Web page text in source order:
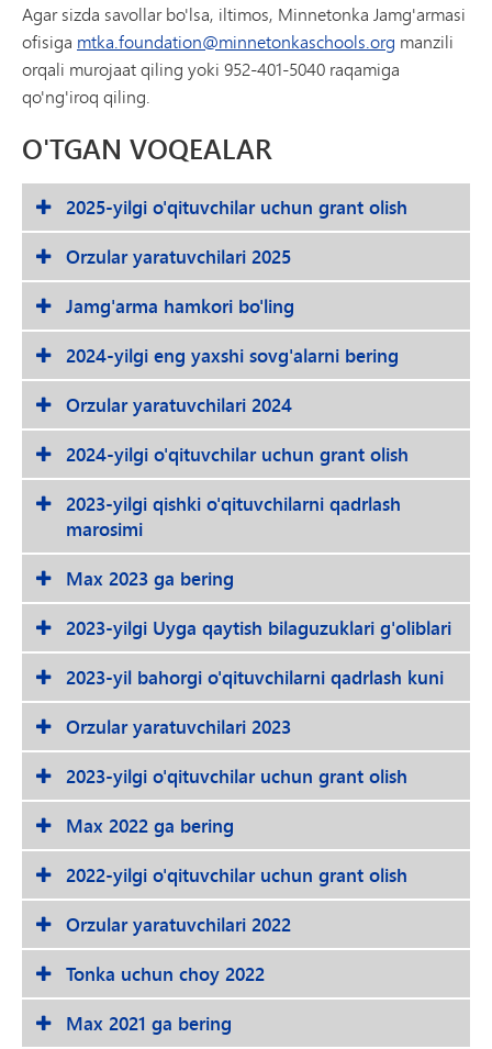
Agar sizda savollar bo'lsa, iltimos, Minnetonka Jamg'armasi
ofisiga mtka.foundation@minnetonkaschools.org manzili
orqali murojaat qiling yoki 952-401-5040 raqamiga
qo'ng'iroq qiling.
O'TGAN VOQEALAR
2025-yilgi o'qituvchilar uchun grant olish
Orzular yaratuvchilari 2025
Jamg'arma hamkori bo'ling
2024-yilgi eng yaxshi sovg'alarni bering
Orzular yaratuvchilari 2024
2024-yilgi o'qituvchilar uchun grant olish
2023-yilgi qishki o'qituvchilarni qadrlash
marosimi
Max 2023 ga bering
2023-yilgi Uyga qaytish bilaguzuklari g'oliblari
2023-yil bahorgi o'qituvchilarni qadrlash kuni
Orzular yaratuvchilari 2023
2023-yilgi o'qituvchilar uchun grant olish
Max 2022 ga bering
2022-yilgi o'qituvchilar uchun grant olish
Orzular yaratuvchilari 2022
Tonka uchun choy 2022
Max 2021 ga bering